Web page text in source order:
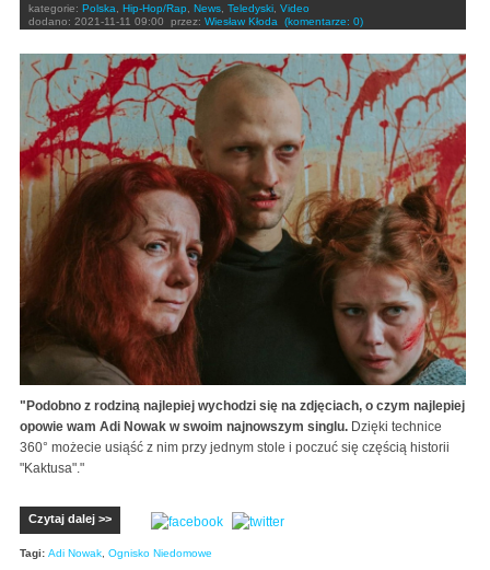
kategorie: Polska Hip-Hop/Rap News Teledyski Video
dodano: 2021-11-11 09:00 przez: Wiesław Kłoda (komentarze: 0)
"Podobno z rodziną najlepiej wychodzi się na zdjęciach, o czym najlepiej
opowie wam Adi Nowak w swoim najnowszym singlu. Dzięki technice
360° możecie usiąść z nim przy jednym stole i poczuć się częścią historii
"Kaktusa"."
Czytaj dalej >>
Tagi: Adi Nowak Ognisko Niedomowe